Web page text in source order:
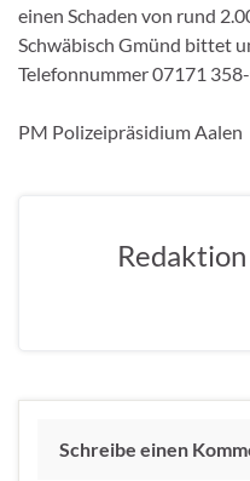
einen Schaden von rund
Schwäbisch Gmünd bittet
Telefonnummer 07171
PM Polizeipräsidium Aalen
Schreibe einen